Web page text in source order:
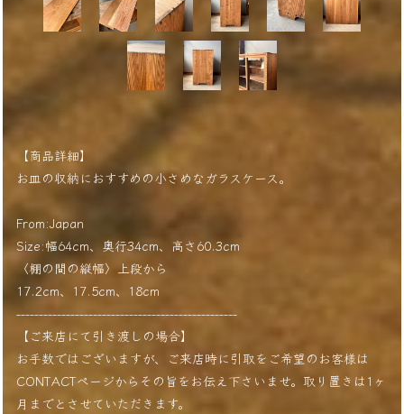
【商品詳細】
お皿の収納におすすめの小さめなガラスケース。
From:Japan
Size:幅64cm、奥行34cm、高さ60.3cm
〈棚の間の縦幅〉上段から
17.2cm、17.5cm、18cm
-------------------------------------------------
【ご来店にて引き渡しの場合】
お手数ではございますが、ご来店時に引取をご希望のお客様は
CONTACTページからその旨をお伝え下さいませ。取り置きは1ヶ
月までとさせていただきます。